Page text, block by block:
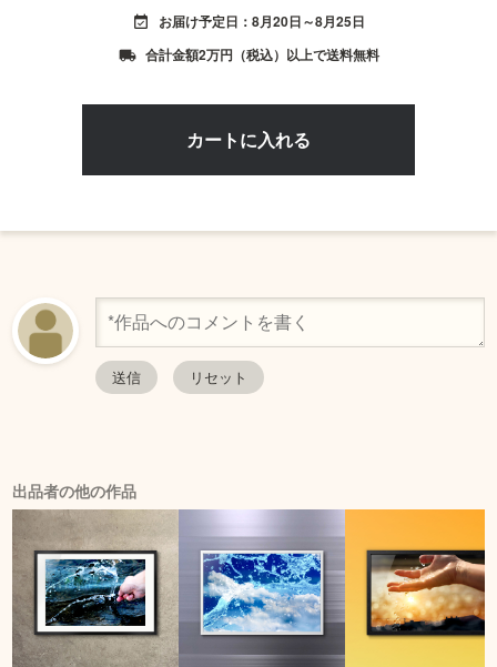
event_available お届け予定日：8月20日～8月25日
local_shipping 合計金額2万円（税込）以上で送料無料
出品者の他の作品